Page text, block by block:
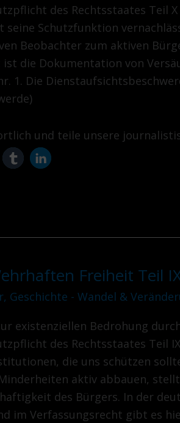
des Rechtsstaates Teil
seine Schutzfunktion
Beobachter zum aktiven
ist die Dokumentation von
1. Die
und teile unsere
Freiheit Teil
, Geschichte - Wandel &
existenziellen Bedrohung
des Rechtsstaates Teil
die uns schützen
aktiv abbauen,
des Bürgers. In der
im Verfassungsrecht gibt es